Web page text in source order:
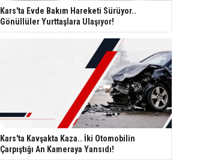
Kars'ta Evde Bakım Hareketi Sürüyor..
Gönüllüler Yurttaşlara Ulaşıyor!
Kars'ta Kavşakta Kaza.. İki Otomobilin
Çarpıştığı An Kameraya Yansıdı!